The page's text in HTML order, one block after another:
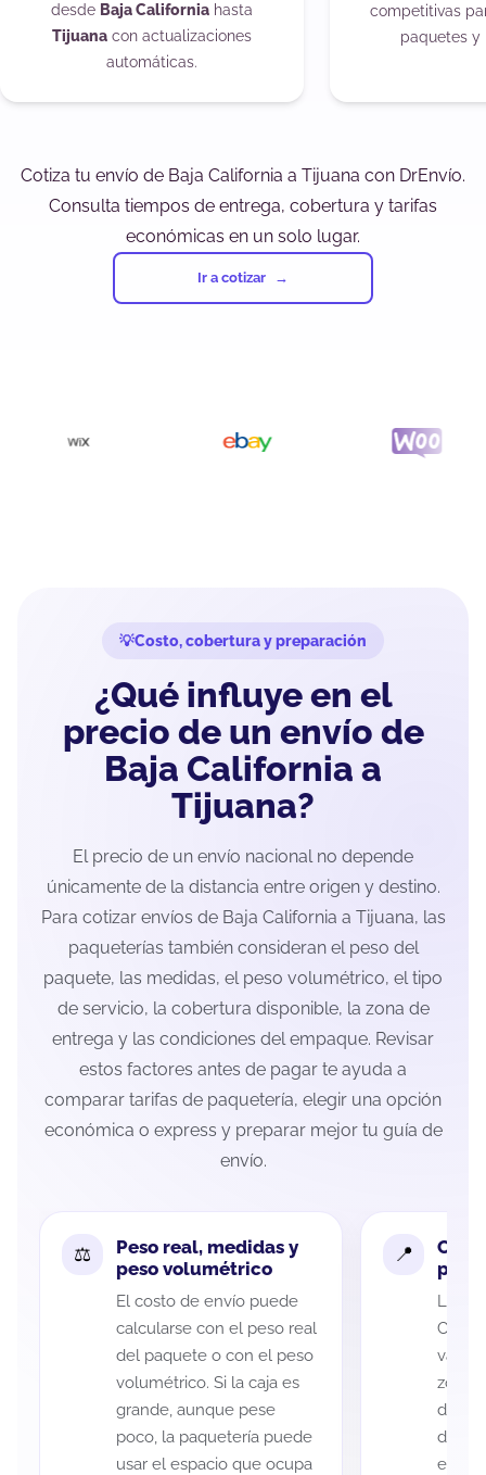
desde Baja California hasta
Tijuana con actualizaciones
automáticas.
competitivas
paquetes y
Cotiza tu envío de Baja California a Tijuana con DrEnvío.
Consulta tiempos de entrega, cobertura y tarifas
económicas en un solo lugar.
Ir a cotizar
Costo, cobertura y preparación
¿Qué influye en el
precio de un envío de
Baja California a
Tijuana?
El precio de un envío nacional no depende
únicamente de la distancia entre origen y destino.
Para cotizar envíos de Baja California a Tijuana, las
paqueterías también consideran el peso del
paquete, las medidas, el peso volumétrico, el tipo
de servicio, la cobertura disponible, la zona de
entrega y las condiciones del empaque. Revisar
estos factores antes de pagar te ayuda a
comparar tarifas de paquetería, elegir una opción
económica o express y preparar mejor tu guía de
envío.
Peso real, medidas y
peso volumétrico
El costo de envío puede
calcularse con el peso real
del paquete o con el peso
volumétrico. Si la caja es
grande, aunque pese
poco, la paquetería puede
usar el espacio que ocupa
La
variar
zona
de
de
eso